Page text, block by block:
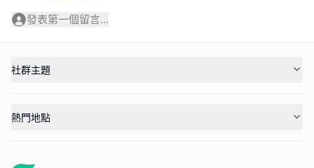
發表第一個留言...
社群主題
熱門地點